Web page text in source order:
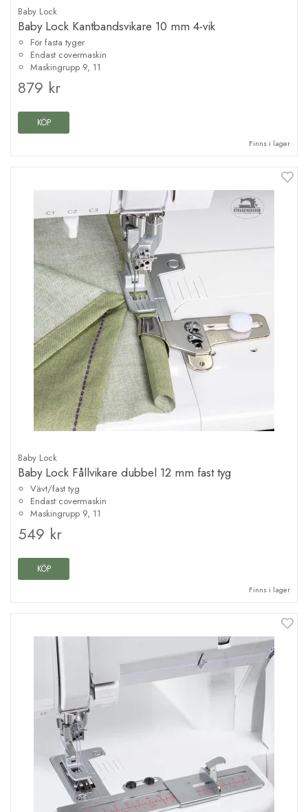
Baby Lock
Baby Lock Kantbandsvikare 10 mm 4-vik
För fasta tyger
Endast covermaskin
Maskingrupp 9, 11
879 kr
KÖP
Finns i lager
Baby Lock
Baby Lock Fållvikare dubbel 12 mm fast tyg
Vävt/fast tyg
Endast covermaskin
Maskingrupp 9, 11
549 kr
KÖP
Finns i lager